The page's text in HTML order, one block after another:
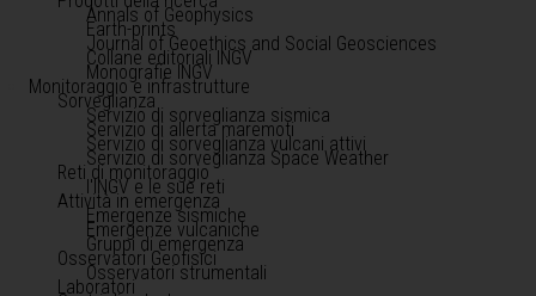
Annals of Geophysics
Earth-prints
Journal of Geoethics and Social Geosciences
Collane editoriali INGV
Monografie INGV
Monitoraggio e infrastrutture
Sorveglianza
Servizio di sorveglianza sismica
Servizio di allerta maremoti
Servizio di sorveglianza vulcani attivi
Servizio di sorveglianza Space Weather
Reti di monitoraggio
l'INGV e le sue reti
Attività in emergenza
Emergenze sismiche
Emergenze vulcaniche
Gruppi di emergenza
Osservatori Geofisici
Osservatori strumentali
Laboratori